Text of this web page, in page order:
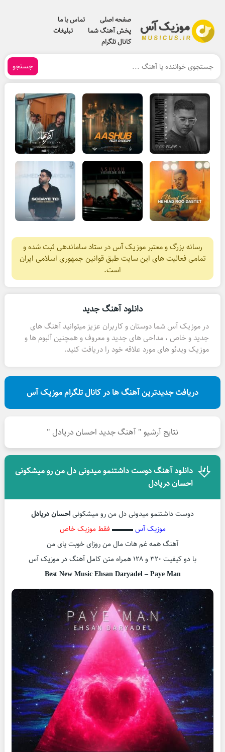
صفحه اصلی
تماس با ما
پخش آهنگ شما
تبلیغات
کانال تلگرام
جستجو
رسانه بزرگ و معتبر موزیک آس در ستاد ساماندهی ثبت شده و
تمامی فعالیت های این سایت طبق قوانین جمهوری اسلامی ایران
است.
دانلود آهنگ جدید
در موزیک آس شما دوستان و کاربران عزیز میتوانید آهنگ های
جدید و خاص ، مداحی های جدید و معروف و همچنین آلبوم ها و
موزیک ویدئو های مورد علاقه خود را دریافت کنید.
دریافت جدیدترین آهنگ ها در کانال تلگرام موزیک آس
نتایج آرشیو " آهنگ جدید احسان دریادل "
دانلود آهنگ دوست داشتنمو میدونی دل من رو میشکونی
احسان دریادل
دوست داشتنمو میدونی دل من رو میشکونیاحسان دریادل
موزیک آس▬▬▬ فقط موزیک خاص
آهنگ همه غم هات مال من روزای خوبت پای من
با دو کیفیت ۳۲۰ و ۱۲۸ همراه متن کامل آهنگ در موزیک آس
Best New Music Ehsan Daryadel – Paye Man